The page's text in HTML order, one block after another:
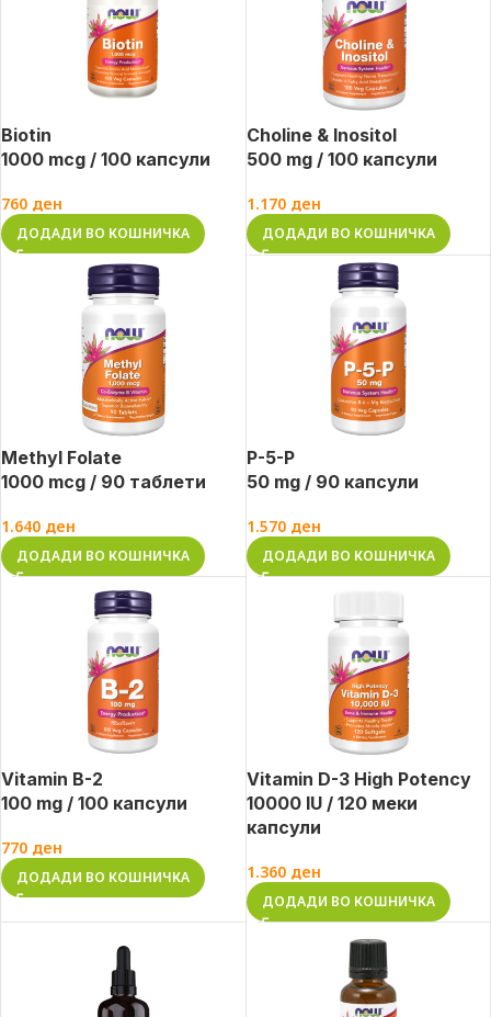
Biotin
1000 mcg / 100 капсули
760 ден
ДОДАДИ ВО КОШНИЧКА
Choline & Inositol
500 mg / 100 капсули
1.170 ден
ДОДАДИ ВО КОШНИЧКА
Methyl Folate
1000 mcg / 90 таблети
1.640 ден
ДОДАДИ ВО КОШНИЧКА
P-5-P
50 mg / 90 капсули
1.570 ден
ДОДАДИ ВО КОШНИЧКА
Vitamin B-2
100 mg / 100 капсули
770 ден
ДОДАДИ ВО КОШНИЧКА
Vitamin D-3 High Potency
10000 IU / 120 меки
капсули
1.360 ден
ДОДАДИ ВО КОШНИЧКА